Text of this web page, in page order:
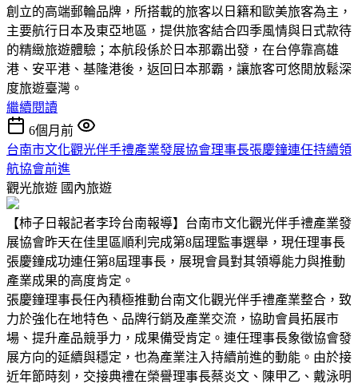
創立的高端郵輪品牌，所搭載的旅客以日籍和歐美旅客為主，
主要航行日本及東亞地區，提供旅客結合四季風情與日式款待
的精緻旅遊體驗；本航段係於日本那霸出發，在台停靠高雄
港、安平港、基隆港後，返回日本那霸，讓旅客可悠閒放鬆深
度旅遊臺灣。
繼續閱讀
6個月前
台南市文化觀光伴手禮產業發展協會理事長張慶鐘連任持續領
航協會前進
觀光旅遊 國內旅遊
【柿子日報記者李玲台南報導】台南市文化觀光伴手禮產業發
展協會昨天在佳里區順利完成第8屆理監事選舉，現任理事長
張慶鐘成功連任第8屆理事長，展現會員對其領導能力與推動
產業成果的高度肯定。
張慶鐘理事長任內積極推動台南文化觀光伴手禮產業整合，致
力於強化在地特色、品牌行銷及產業交流，協助會員拓展市
場、提升產品競爭力，成果備受肯定。連任理事長象徵協會發
展方向的延續與穩定，也為產業注入持續前進的動能。由於接
近年節時刻，交接典禮在榮譽理事長蔡炎文、陳甲乙、戴泳明